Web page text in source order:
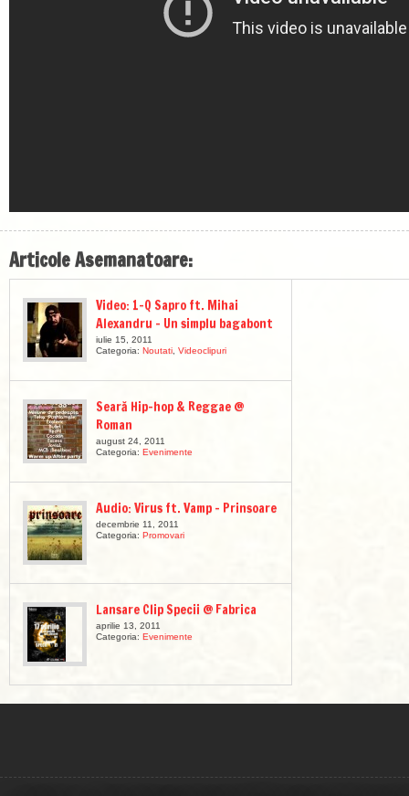
Articole Asemanatoare:
Video: 1-Q Sapro ft. Mihai
Alexandru – Un simplu bagabont
iulie 15, 2011
Categoria: Noutati Videoclipuri
Seară Hip-hop & Reggae @
Roman
august 24, 2011
Categoria: Evenimente
Audio: Virus ft. Vamp – Prinsoare
decembrie 11, 2011
Categoria: Promovari
Lansare Clip Specii @ Fabrica
aprilie 13, 2011
Categoria: Evenimente